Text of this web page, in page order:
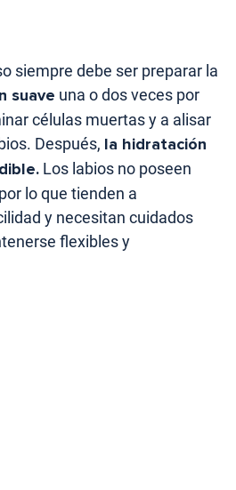
siempre debe ser preparar la
suave una o dos veces por
células muertas y a alisar
Después, la hidratación
Los labios no poseen
lo que tienden a
y necesitan cuidados
flexibles y